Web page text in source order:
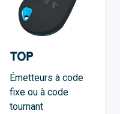
TOP
Émetteurs à code
fixe ou à code
tournant